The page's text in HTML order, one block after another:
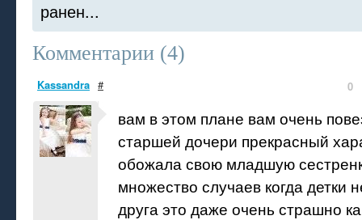
ранен...
Комментарии (4)
Kassandra # 0
вам в этом плане вам очень
старшей дочери прекрасный
обожала свою младшую
множество случаев когда детки
друга это даже очень страшно